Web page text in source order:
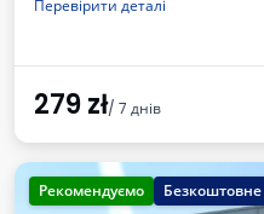
Необходимый номер
Перевірити деталі
279zł/ 7 днів
Рекомендуємо Безкоштовне